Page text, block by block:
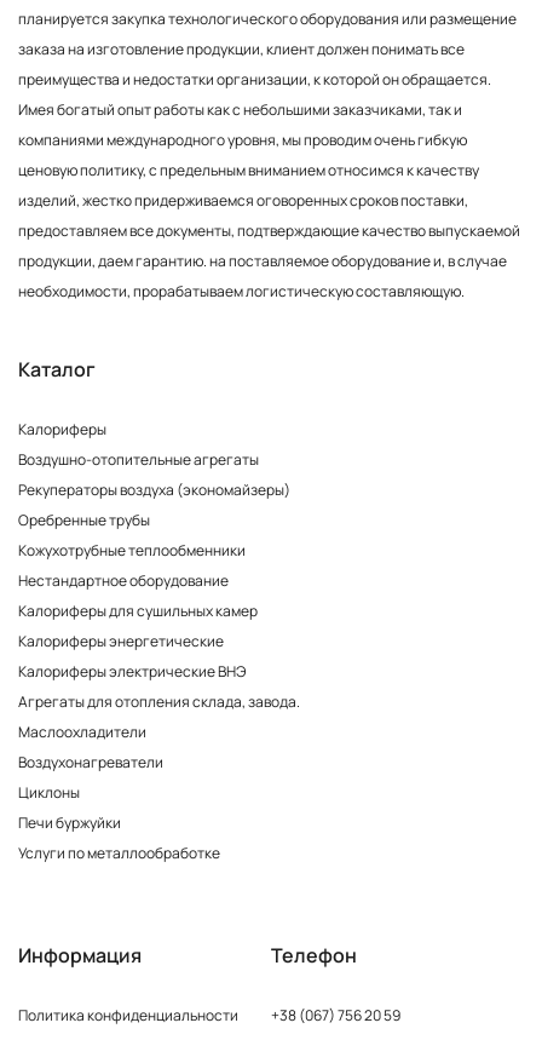
планируется закупка технологического оборудования или размещение
заказа на изготовление продукции, клиент должен понимать все
преимущества и недостатки организации, к которой он обращается.
Имея богатый опыт работы как с небольшими заказчиками, так и
компаниями международного уровня, мы проводим очень гибкую
ценовую политику, с предельным вниманием относимся к качеству
изделий, жестко придерживаемся оговоренных сроков поставки,
предоставляем все документы, подтверждающие качество выпускаемой
продукции, даем гарантию. на поставляемое оборудование и, в случае
необходимости, прорабатываем логистическую составляющую.
Каталог
Калориферы
Воздушно-отопительные агрегаты
Рекуператоры воздуха (экономайзеры)
Оребренные трубы
Кожухотрубные теплообменники
Нестандартное оборудование
Калориферы для сушильных камер
Калориферы энергетические
Калориферы электрические ВНЭ
Агрегаты для отопления склада, завода.
Маслоохладители
Воздухонагреватели
Циклоны
Печи буржуйки
Услуги по металлообработке
Информация
Политика конфиденциальности
Телефон
+38 (067) 756 20 59